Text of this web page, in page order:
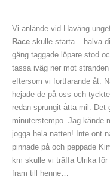
Vi anlände vid Haväng
Raceskulle starta – halva
gäng taggade löpare stod
tassa iväg ner mot
eftersom vi fortfarande åt.
hejade de på oss och
redan sprungit åtta mil.
minuterstempo. Jag kände
jogga hela natten! Inte ont
pinnade på och peppade
km skulle vi träffa Ulrika
fram till henne…